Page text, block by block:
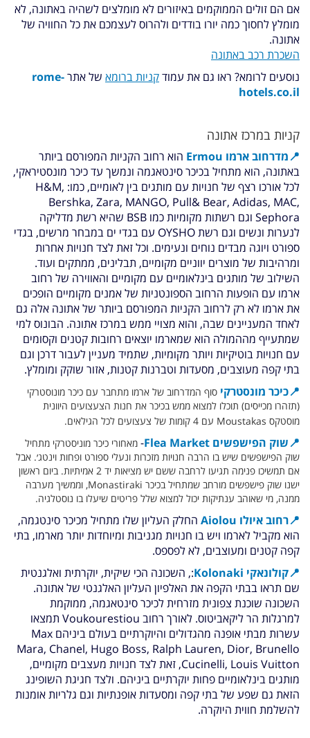
אם הם זולים הממוקמים באיזורים לא מומלצים לשהיה באתונה, לא
מומלץ לחסוך כמה יורו בודדים ולהרוס לעצמכם את כל החוויה של
אתונה.
השכרת רכב באתונה
נוסעים לרומא? ראו גם את עמודקניות ברומא של אתרrome-
hotels.co.il
קניות במרכז אתונה
📍מדרחוב ארמו Ermou
הוא רחוב הקניות המפורסם ביותר
באתונה, הוא מתחיל בכיכר סינטאגמה ונמשך עד כיכר מונסטיראקי,
לכל אורכו רצף של חנויות עם מותגים בין לאומיים, כמו: H&M,
Bershka, Zara, MANGO, Pull& Bear, Adidas, MAC,
Sephora וגם רשתות מקומיות כמו
BSB שהיא רשת מדליקה
לנערות ונשים וגם רשת OYSHO עם בגדי ים במבחר מרשים, בגדי
ספורט ויוגה מבדים נוחים ונעימים. וכל זאתלצד חנויות אחרות
ומרהיבות של מוצרים יווניים מקומיים, תבלינים, ממתקים ועוד.
השילוב של מותגים בינלאומיים עם מקומיים והאווירה של רחוב
ארמו עם הופעות הרחוב הספונטניות של אמנים מקומיים הופכים
את ארמו לא רק לרחוב הקניות המפורסם ביותר של אתונה אלה גם
לאחד המעניינים שבה, והוא מצויי ממש במרכז אתונה. הבונוס למי
שמתעייף מההמולה הוא שמארמו יוצאים רחובות קטנים וקסומים
עם חנויות בוטיקיות ויותר מקומיות, שתמיד מעניין לעבור דרכן וגם
בתי קפה מעוצבים, מסעדות וטברנות קטנות, אזור שוקק ומומלץ.
📍כיכר מונסטרקי סוף המדרחוב של ארמו מתחבר עם כיכר מונוסטרקי
(תזהרו מכייסים) תוכלו למצוא ממש בכיכר את חנות הצעצועים היוונית
מוסטקס Moustakas עם 4 קומות של צעצועים לכל הגילאים.
📍שוק הפישפשים Flea Market - מאחורי כיכר מוניסטרקי מתחיל
שוק הפישפשים שיש בו הרבה חנויות מזכרות ונעלי ספורט ופחות וינטג׳. אבל
אם תמשיכו פנימה תגיעו לרחבה ששם יש מציאות יד 2 אמיתיות. ביום ראשון
ישנו שוק פישפשים מורחב שמתחיל בכיכר Monastiraki, וממשיך מערבה
ממנה, מי שאוהב ענתיקות יכול למצוא שלל פריטים שיעלו בו נוסטלגיה.
📍רחוב איולו Aiolou
החלק העליון שלו מתחיל מכיכר סינטגמה,
הוא מקביל לארמו ויש בו חנויות מגניבות ומיוחדות יותר מארמו, בתי
קפה קטנים ומעוצבים, לא לפספס.
📍קולונאקי Kolonaki :
, השכונה הכי שיקית, יוקרתית ואלגנטית
שם תראו בבתי הקפה את האלפיון העליון האלגנטי של אתונה.
השכונה שוכנת צפונית מזרחית לכיכר סינטאגמה, ממוקמת
למרגלות הר ליקאביטוס. לאורך רחוב Voukourestiou תמצאו
עשרות מבתי אופנה מהגדולים והיוקרתיים בעולם
ביניהם Max
Mara, Chanel, Hugo Boss, Ralph Lauren, Dior, Brunello
Cucinelli, Louis Vuitton, זאת לצד חנויות מעצבים מקומיים,
מותגים בינלאומיים פחות יוקרתיים ביניהם. ולצד חגיגת השופינג
הזאת גם שפע של בתי קפה ומסעדות אופנתיות וגם גלריות אומנות
להשלמת חווית היוקרה.